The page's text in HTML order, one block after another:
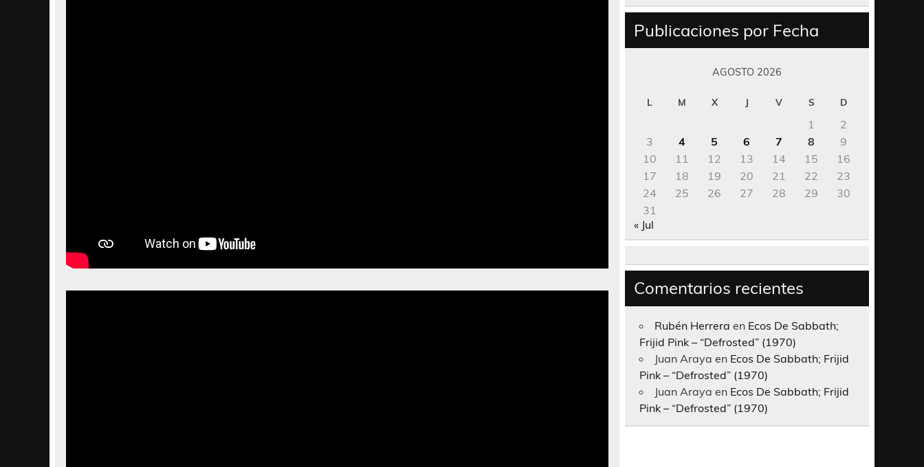
Publicaciones por Fecha
AGOSTO 2026
L M X J V S D
1
2
3
4 5 6 7 8
9
10
11 12 13 14 15
16
17
18 19 20 21 22
23
24
25 26 27 28 29
30
31
« Jul
Comentarios recientes
Rubén Herrera en Ecos De Sabbath;
Frijid Pink – “Defrosted” (1970)
Juan Araya en Ecos De Sabbath; Frijid
Pink – “Defrosted” (1970)
Juan Araya en Ecos De Sabbath; Frijid
Pink – “Defrosted” (1970)